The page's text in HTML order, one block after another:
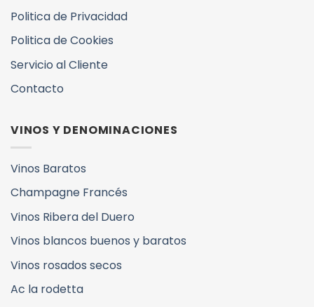
Politica de Privacidad
Politica de Cookies
Servicio al Cliente
Contacto
VINOS Y DENOMINACIONES
Vinos Baratos
Champagne Francés
Vinos Ribera del Duero
Vinos blancos buenos y baratos
Vinos rosados secos
Ac la rodetta